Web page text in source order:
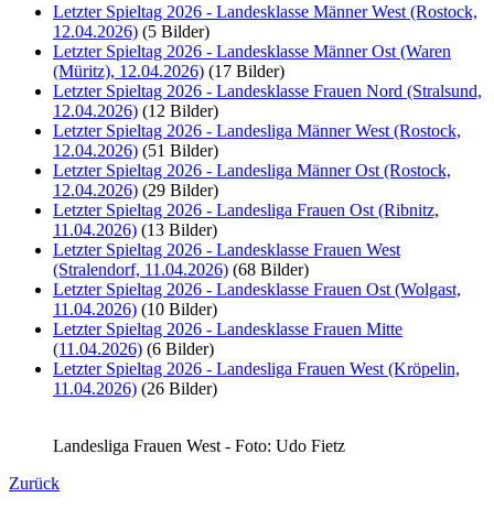
Letzter Spieltag 2026 - Landesklasse Männer West (Rostock,
12.04.2026) (5 Bilder)
Letzter Spieltag 2026 - Landesklasse Männer Ost (Waren
(Müritz), 12.04.2026) (17 Bilder)
Letzter Spieltag 2026 - Landesklasse Frauen Nord (Stralsund,
12.04.2026) (12 Bilder)
Letzter Spieltag 2026 - Landesliga Männer West (Rostock,
12.04.2026) (51 Bilder)
Letzter Spieltag 2026 - Landesliga Männer Ost (Rostock,
12.04.2026) (29 Bilder)
Letzter Spieltag 2026 - Landesliga Frauen Ost (Ribnitz,
11.04.2026) (13 Bilder)
Letzter Spieltag 2026 - Landesklasse Frauen West
(Stralendorf, 11.04.2026) (68 Bilder)
Letzter Spieltag 2026 - Landesklasse Frauen Ost (Wolgast,
11.04.2026) (10 Bilder)
Letzter Spieltag 2026 - Landesklasse Frauen Mitte
(11.04.2026) (6 Bilder)
Letzter Spieltag 2026 - Landesliga Frauen West (Kröpelin,
11.04.2026) (26 Bilder)
Landesliga Frauen West - Foto: Udo Fietz
Zurück